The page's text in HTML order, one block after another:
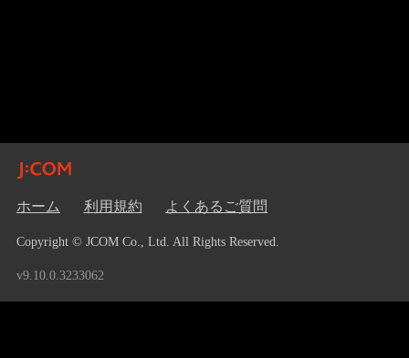
ホーム 利用規約 よくあるご質問
Copyright © JCOM Co., Ltd. All Rights Reserved.
v9.10.0.3233062